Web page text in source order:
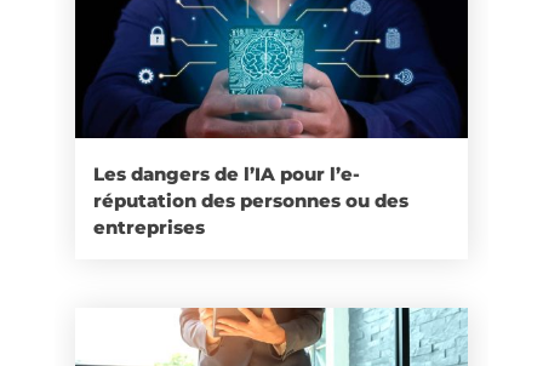
Les dangers de l’IA pour l’e-
réputation des personnes ou des
entreprises